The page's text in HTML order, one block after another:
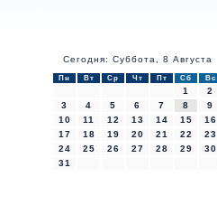
Сегодня: Суббота, 8 Августа
Пн Вт Ср Чт Пт Сб Вс
1
2
3
4 5 6 7 8
9
10
11 12 13 14 15
16
17
18 19 20 21 22
23
24
25 26 27 28 29
30
31